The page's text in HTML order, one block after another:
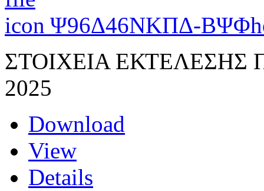
Ψ96Δ46ΝΚΠΔ-ΒΨΦ
ΣΤΟΙΧΕΙΑ
2025
Download
View
Details